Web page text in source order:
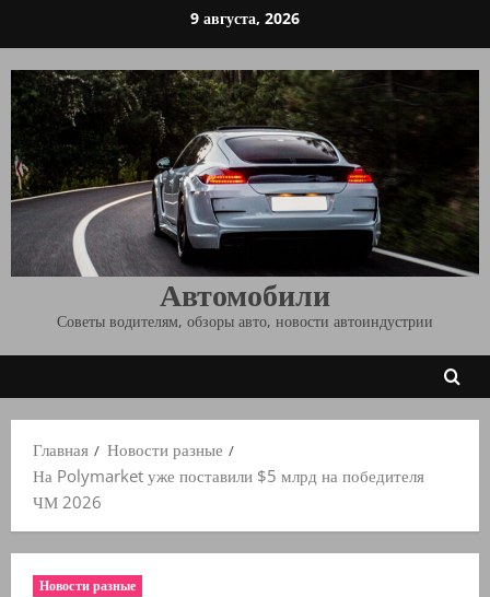
содержимому
9 августа, 2026
Автомобили
Советы водителям, обзоры авто, новости автоиндустрии
Главная
Новости разные
На Polymarket уже поставили $5 млрд на победителя
ЧМ 2026
Новости разные